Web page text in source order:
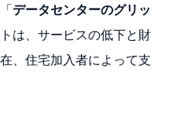
データセンターのグリッ
は、サービスの低下と財
、住宅加入者によって支